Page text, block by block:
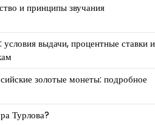
и принципы звучания
выдачи, процентные ставки и
золотые монеты: подробное
Турлова?